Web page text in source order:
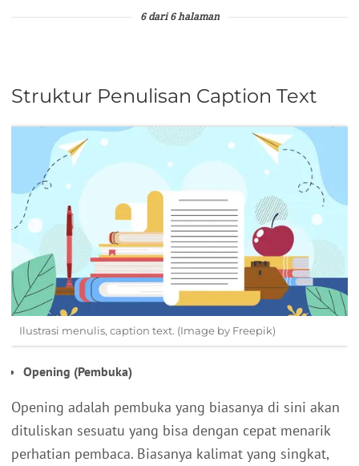
6 dari 6 halaman
Struktur Penulisan Caption Text
Ilustrasi menulis, caption text. (Image by Freepik)
Opening (Pembuka)
Opening adalah pembuka yang biasanya di sini akan
dituliskan sesuatu yang bisa dengan cepat menarik
perhatian pembaca. Biasanya kalimat yang singkat,